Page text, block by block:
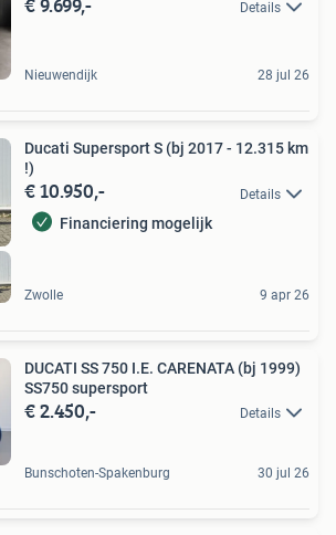
Details
Nieuwendijk 28 jul 26
Ducati Supersport S (bj 2017 - 12.315 km
!)
€ 10.950,- Details
Financiering mogelijk
Zwolle 9 apr 26
DUCATI SS 750 I.E. CARENATA (bj 1999)
SS750 supersport
€ 2.450,- Details
Bunschoten-Spakenburg 30 jul 26